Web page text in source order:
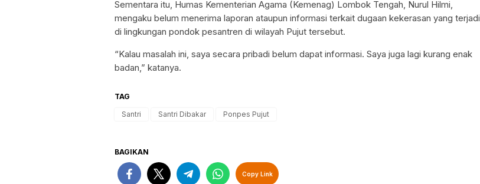
Sementara itu, Humas Kementerian Agama (Kemenag) Lombok Tengah, Nurul Hilmi,
mengaku belum menerima laporan ataupun informasi terkait dugaan kekerasan yang terjadi
di lingkungan pondok pesantren di wilayah Pujut tersebut.
“Kalau masalah ini, saya secara pribadi belum dapat informasi. Saya juga lagi kurang enak
badan,” katanya.
TAG
Santri
Santri Dibakar Ponpes Pujut
BAGIKAN
Copy Link